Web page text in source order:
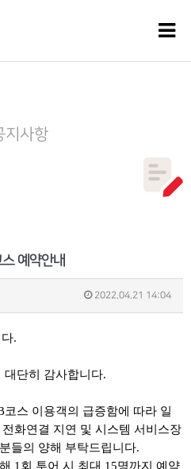
사항
예약안내
2022.04.21 14:04
.
대단히 감사합니다.
코스 이용객의 급증함에 따라 일
화연결 지연 및 시스템 서비스장
들의 양해 부탁드립니다.
1회 투어 시 최대 15명까지 예약